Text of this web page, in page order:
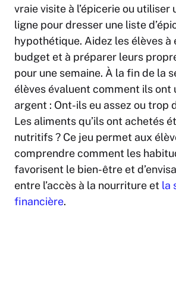
vraie visite à l’épicerie ou utiliser
ligne pour dresser une liste
hypothétique. Aidez les élèves à
budget et à préparer leurs
pour une semaine. À la fin de la
élèves évaluent comment ils ont
argent : Ont-ils eu assez ou trop
Les aliments qu’ils ont achetés
nutritifs ? Ce jeu permet aux
comprendre comment les
favorisent le bien-être et
entre l’accès à la nourriture et la
financière.